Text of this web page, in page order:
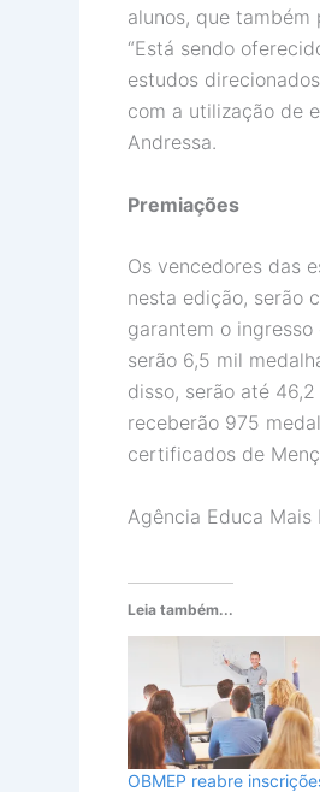
alunos, que
“Está sendo
estudos
com a utilização de
Andressa.
Premiações
Os vencedores das
nesta edição, serão
garantem o
serão 6,5 mil
disso, serão até
receberão 975
certificados de
Agência Educa Mais
Leia também...
OBMEP reabre